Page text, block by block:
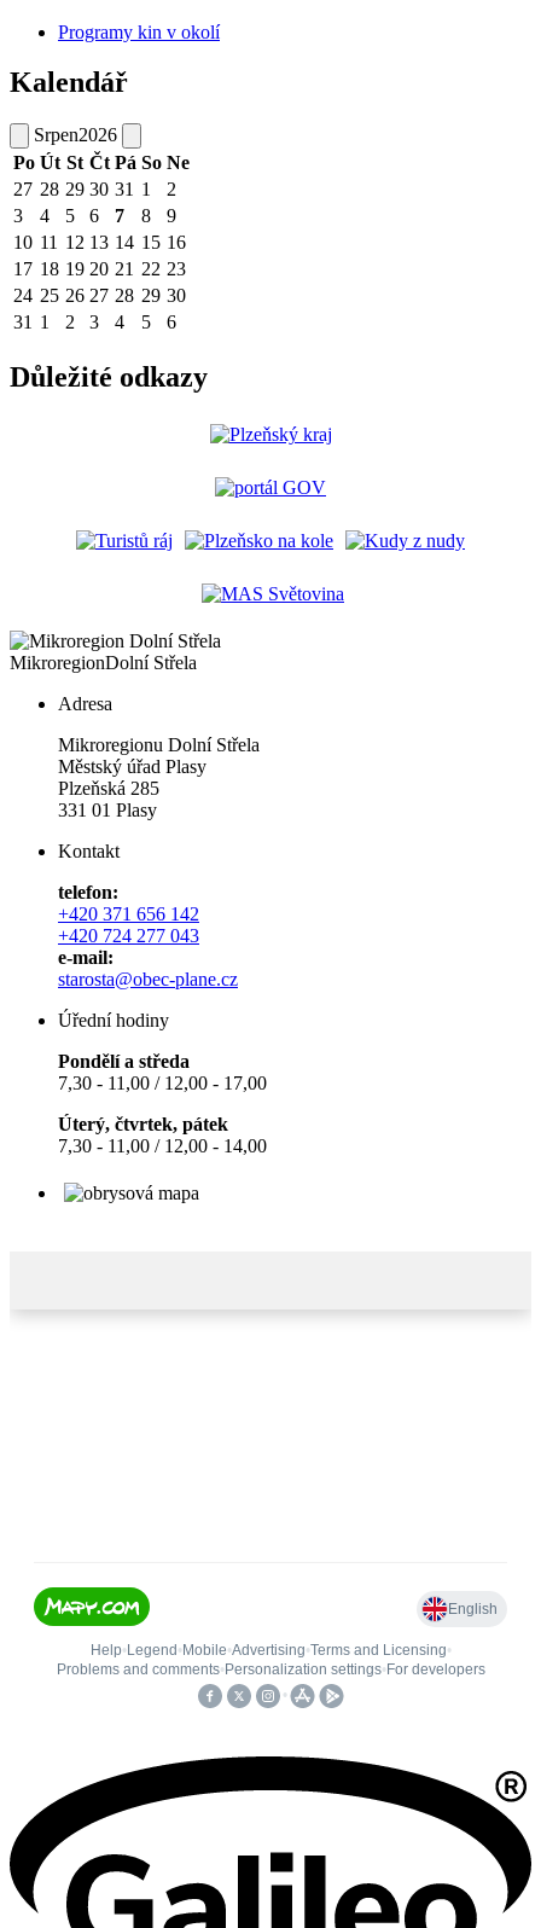
Programy kin v okolí
Kalendář
Srpen2026
Po Út St Čt Pá So Ne
27 28 29 30 31 1
2
3
4 5 6 7 8
9
10 11 12 13 14 15 16
17 18 19 20 21 22 23
24 25 26 27 28 29 30
31 1 2 3 4 5 6
Důležité odkazy
MikroregionDolní Střela
Adresa
Mikroregionu Dolní Střela
Městský úřad Plasy
Plzeňská 285
331 01 Plasy
Kontakt
telefon:
+420 371 656 142
+420 724 277 043
e-mail:
starosta@obec-plane.cz
Úřední hodiny
Pondělí a středa
7,30 - 11,00 / 12,00 - 17,00
Úterý, čtvrtek, pátek
7,30 - 11,00 / 12,00 - 14,00